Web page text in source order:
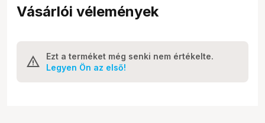
Vásárlói vélemények
Ezt a terméket még senki nem értékelte.
Legyen Ön az első!